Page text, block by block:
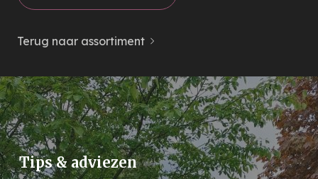
Terug naar assortiment
Tips & adviezen